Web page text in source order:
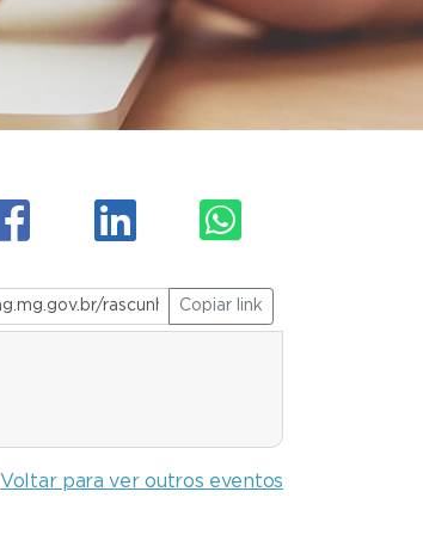
Copiar link
Voltar para ver outros eventos